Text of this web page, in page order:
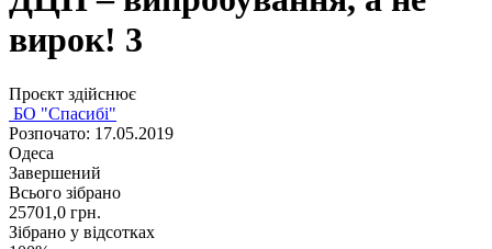
вирок! 3
Проєкт здійснює
БО "Спасибі"
Розпочато: 17.05.2019
Одеса
Завершений
Всього зібрано
25701,0 грн.
Зібрано у відсотках